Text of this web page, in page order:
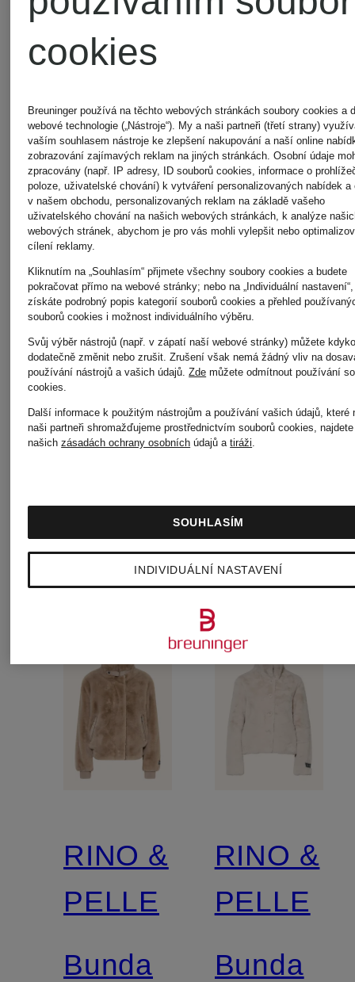
Novinka
RINO &
PELLE
Bunda
z
kožešiny
DENU
4 500 Kč
Novinka
RINO &
PELLE
Kabát z
plyšové
JUNA
4 750
RINO &
PELLE
Bunda
RINO &
PELLE
Bunda
cookies
Breuninger používá na těchto webových stránkách soubory cookies a
webové technologie („Nástroje“). My a naši partneři (třetí strany)
vaším souhlasem nástroje ke zlepšení nakupování a naší online
zobrazování zajímavých reklam na jiných stránkách. Osobní údaje
zpracovány (např. IP adresy, ID souborů cookies, informace o
poloze, uživatelské chování) k vytváření personalizovaných nabídek a
v našem obchodu, personalizovaných reklam na základě vašeho
uživatelského chování na našich webových stránkách, k analýze
webových stránek, abychom je pro vás mohli vylepšit nebo
cílení reklamy.
Kliknutím na „Souhlasím“ přijmete všechny soubory cookies a budete
pokračovat přímo na webové stránky; nebo na „Individuální
získáte podrobný popis kategorií souborů cookies a přehled
souborů cookies i možnost individuálního výběru.
Svůj výběr nástrojů (např. v zápatí naší webové stránky) můžete
dodatečně změnit nebo zrušit. Zrušení však nemá žádný vliv na
používání nástrojů a vašich údajů.Zde můžete odmítnout používání
cookies.
Další informace k použitým nástrojům a používání vašich údajů, které
naši partneři shromažďujeme prostřednictvím souborů cookies,
našichzásadách ochrany osobních údajů atiráži.
INDIVIDUÁLNÍ NASTAVENÍ
SOUHLASÍM